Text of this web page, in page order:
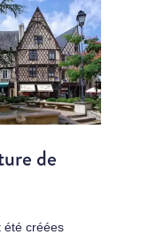
de
été créées